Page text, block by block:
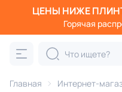
ЦЕНЫ НИЖЕ
Горячая
Главная Интернет-
Категория: Душевые
душевые поддоны